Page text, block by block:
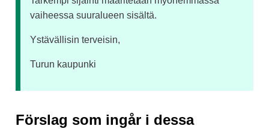
vaiheessa suuralueen sisältä.
Ystävällisin terveisin,
Turun kaupunki
Förslag som ingår i dessa